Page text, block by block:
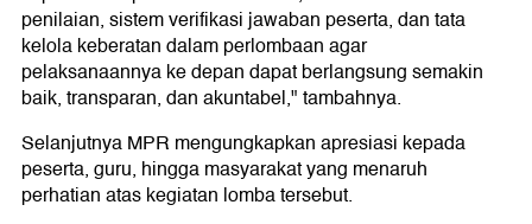
penilaian, sistem verifikasi jawaban peserta, dan tata
kelola keberatan dalam perlombaan agar
pelaksanaannya ke depan dapat berlangsung semakin
baik, transparan, dan akuntabel," tambahnya.
Selanjutnya MPR mengungkapkan apresiasi kepada
peserta, guru, hingga masyarakat yang menaruh
perhatian atas kegiatan lomba tersebut.